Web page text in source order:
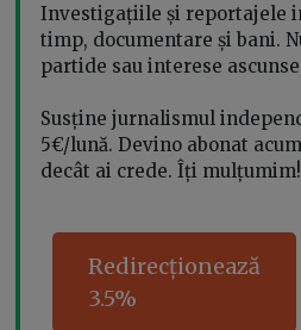
Investigațiile și reportajele
timp, documentare și bani.
partide sau interese
Susține jurnalismul
5€/lună. Devino abonat
decât ai crede. Îți mulțumim!
Redirecționează
3.5%